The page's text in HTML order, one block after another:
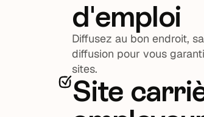
d'emploi
Diffusez au bon endroit,
diffusion pour vous
sites.
Site